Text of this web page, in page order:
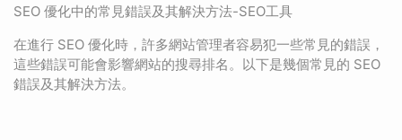
SEO 優化中的常見錯誤及其解決方法-SEO工具
在進行 SEO 優化時，許多網站管理者容易犯一些常見的錯誤，
這些錯誤可能會影響網站的搜尋排名。以下是幾個常見的 SEO
錯誤及其解決方法。